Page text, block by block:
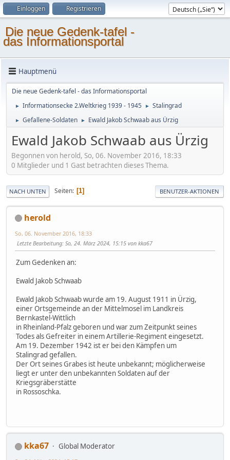
Einloggen Registrieren
Die neue Gedenk-tafel -
das Informationsportal
Hauptmenü
Die neue Gedenk-tafel - das Informationsportal
► Informationsecke 2.Weltkrieg 1939 - 1945 ► Stalingrad
► Gefallene-Soldaten ► Ewald Jakob Schwaab aus Ürzig
Ewald Jakob Schwaab aus Ürzig
Begonnen von herold, So, 06. November 2016, 18:33
0 Mitglieder und 1 Gast betrachten dieses Thema.
NACH UNTEN Seiten 1 BENUTZER-AKTIONEN
herold
So, 06. November 2016, 18:33
Letzte Bearbeitung: So, 24. März 2024, 15:15 von kka67
Zum Gedenken an:
Ewald Jakob Schwaab
Ewald Jakob Schwaab wurde am 19. August 1911 in Ürzig,
einer Ortsgemeinde an der Mittelmosel im Landkreis
Bernkastel-Wittlich
in Rheinland-Pfalz geboren und war zum Zeitpunkt seines
Todes als Gefreiter in einem Artillerie-Regiment eingesetzt.
Am 19. Dezember 1942 ist er bei den Kämpfen um
Stalingrad gefallen.
Der Ort seines Grabes ist heute unbekannt; möglicherweise
liegt er unter den unbekannten Soldaten auf der
Kriegsgräberstätte
in Rossoschka.
kka67
Global Moderator